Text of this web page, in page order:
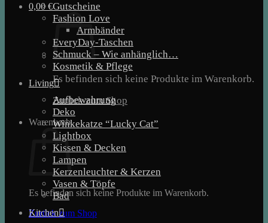
0,00€
Es befinden sich keine Produkte im Warenkorb.
Zurück zum Shop
Warenkorb
Es befinden sich keine Produkte im Warenkorb.
Zurück zum Shop
Gutscheine
Fashion Love
Armbänder
EveryDay-Taschen
Schmuck – Wie anhänglich…
Kosmetik & Pflege
Living
Aufbewahrung
Deko
Winkekatze “Lucky Cat”
Lightbox
Kissen & Decken
Lampen
Kerzenleuchter & Kerzen
Vasen & Töpfe
Bad
Kitchen